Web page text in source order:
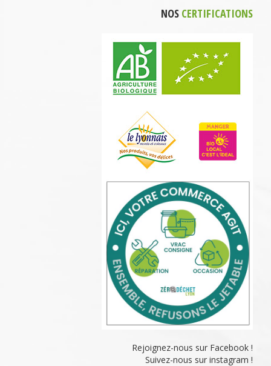
NOS CERTIFICATIONS
Rejoignez-nous sur Facebook !
Suivez-nous sur instagram !